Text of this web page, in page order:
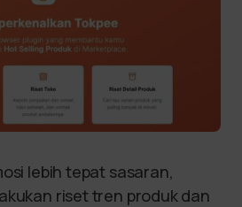
lebih tepat sasaran,
riset tren produk dan